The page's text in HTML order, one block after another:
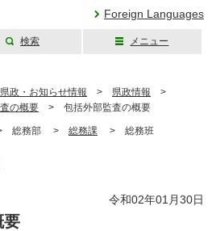
Foreign Languages
検索 メニュー
県政・お知らせ情報 > 県政情報 >
の概要 > 包括外部監査の概要
総務部 > 総務課 > 総務班
令和02年01月30日
要